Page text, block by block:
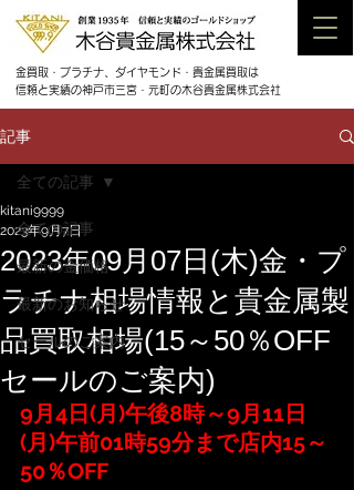
金買取・プラチナ、ダイヤモンド・貴金属買取は
信頼と実績の神戸市三宮・元町の木谷貴金属株式会社
記事
全ての記事
最新の金価格
最新のお知らせ
セールのご案内
全ての記事
2023年09月07日(木)金・プ
ラチナ相場情報と貴金属製
品買取相場(15～50％OFF
セールのご案内)
kitani9999
2023年9月7日
9月4日(月)午後8時～9月11日
(月)午前01時59分まで店内15～
50％OFF